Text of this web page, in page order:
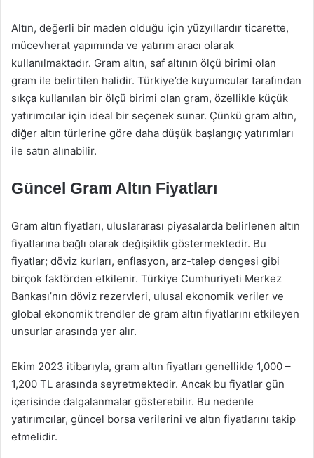
Altın, değerli bir maden olduğu için yüzyıllardır ticarette,
mücevherat yapımında ve yatırım aracı olarak
kullanılmaktadır. Gram altın, saf altının ölçü birimi olan
gram ile belirtilen halidir. Türkiye’de kuyumcular tarafından
sıkça kullanılan bir ölçü birimi olan gram, özellikle küçük
yatırımcılar için ideal bir seçenek sunar. Çünkü gram altın,
diğer altın türlerine göre daha düşük başlangıç yatırımları
ile satın alınabilir.
Güncel Gram Altın Fiyatları
Gram altın fiyatları, uluslararası piyasalarda belirlenen altın
fiyatlarına bağlı olarak değişiklik göstermektedir. Bu
fiyatlar; döviz kurları, enflasyon, arz-talep dengesi gibi
birçok faktörden etkilenir. Türkiye Cumhuriyeti Merkez
Bankası’nın döviz rezervleri, ulusal ekonomik veriler ve
global ekonomik trendler de gram altın fiyatlarını etkileyen
unsurlar arasında yer alır.
Ekim 2023 itibarıyla, gram altın fiyatları genellikle 1,000 –
1,200 TL arasında seyretmektedir. Ancak bu fiyatlar gün
içerisinde dalgalanmalar gösterebilir. Bu nedenle
yatırımcılar, güncel borsa verilerini ve altın fiyatlarını takip
etmelidir.